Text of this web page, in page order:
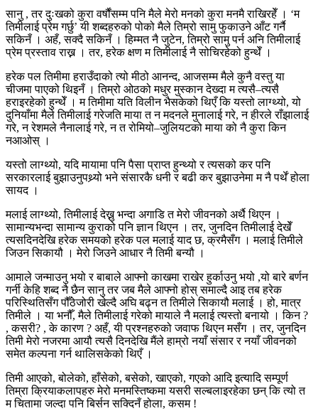
सानु , तर दुःखको कुरा वर्षौंसम्म पनि मैले मेरो मनको कुरा मनमै राखिरहेँ । ‘म
तिमीलाई प्रेम गर्छु’ यी शब्दहरुको पोको मैले तिम्रो सामु फुकाउने आँट गर्नै
सकिनँ । अहँ, सक्दै सकिनँ । हिम्मत नै जुटेन, तिम्रो सामु पर्न अनि तिमीलाई
प्रेम प्रस्ताव राख्न । तर, हरेक क्षण म तिमीलाई नै सोचिरहेको हुन्थेँ ।
हरेक पल तिमीमा हराउँदाको त्यो मीठो आनन्द, आजसम्म मैले कुनै वस्तु या
चीजमा पाएको थिइनँ । तिम्रो ओठको मधुर मुस्कान देख्दा म त्यसै–त्यसै
हराइरहेको हुन्थेँ । म तिमीमा यति विलीन भैसकेको थिएँ कि यस्तो लाग्थ्यो, यो
दुनियाँमा मैले तिमीलाई गरेजति माया त न मदनले मुनालाई गरे, न हीरले राँझालाई
गरे, न रेशमले नैनालाई गरे, न त रोमियो–जुलियटको माया को नै कुरा किन
नआओस् ।
यस्तो लाग्थ्यो, यदि मायामा पनि पैसा प्राप्त हुन्थ्यो र त्यसको कर पनि
सरकारलाई बुझाउनुपथ्र्यो भने संसारकै धनी र बढी कर बुझाउनेमा म नै पर्थें होला
सायद ।
मलाई लाग्थ्यो, तिमीलाई देख्नु भन्दा अगाडि त मेरो जीवनको अर्थै थिएन ।
सामान्यभन्दा सामान्य कुराको पनि ज्ञान थिएन । तर, जुनदिन तिमीलाई देखेँ
त्यसदिनदेखि हरेक समयको हरेक पल मलाई याद छ, क्रमैसँग । मलाई तिमीले
जिउन सिकायौ । मेरो जिउने आधार नै तिमी बन्यौ ।
आमाले जन्माउनु भयो र बाबाले आफ्नो काखमा राखेर हुर्काउनु भयो ,यो बारे बर्णन
गर्नी केहि शब्द नै छैन सानु तर जब मैले आफ्नो होस् समाल्दै आइ तब हरेक
परिस्थितिसँग पौँठेजोरी खेल्दै अघि बढ्न त तिमीले सिकायौ मलाई । हो, मात्र
तिमीले । या भनौँ, मैले तिमीलाई गरेको मायाले नै मलाई त्यस्तो बनायो । किन ?
, कसरी? , के कारण ? अहँ, यी प्रश्नहरुको जवाफ थिएन मसँग । तर, जुनदिन
तिमी मेरो नजरमा आयौ त्यसै दिनदेखि मैंले हाम्रो नयाँ संसार र नयाँ जीवनको
समेत कल्पना गर्न थालिसकेको थिएँ ।
तिमी आएको, बोलेको, हाँसेको, बसेको, खाएको, गएको आदि इत्यादि सम्पूर्ण
तिम्रा क्रियाकलापहरु मेरो मनमस्तिष्कमा यसरी सल्बलाइरहेका छन् कि त्यो त
म चितामा जल्दा पनि बिर्सन सक्दिनँ होला, कसम !